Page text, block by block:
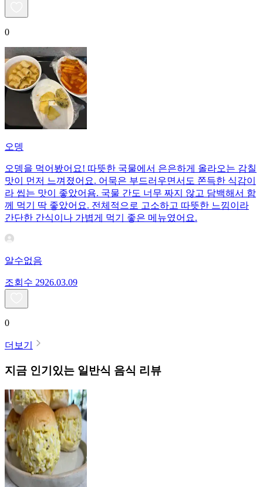
0
오뎅
오뎅을 먹어봤어요! 따뜻한 국물에서 은은하게 올라오는 감칠
맛이 먼저 느껴졌어요. 어묵은 부드러우면서도 쫀득한 식감이
라 씹는 맛이 좋았어욤. 국물 간도 너무 짜지 않고 담백해서 함
께 먹기 딱 좋았어요. 전체적으로 고소하고 따뜻한 느낌이라
간단한 간식이나 가볍게 먹기 좋은 메뉴였어요.
알수없음
조회수 2926.03.09
0
더보기
지금 인기있는 일반식 음식 리뷰